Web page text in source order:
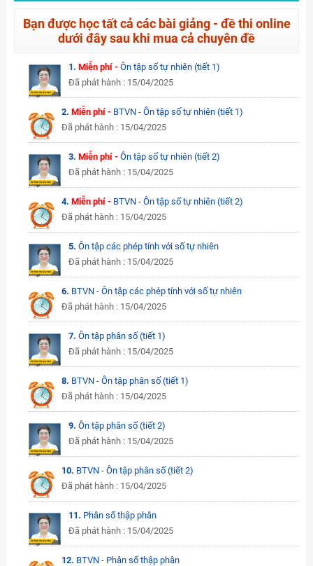
Bạn được học tất cả các bài giảng - đề thi online
dưới đây sau khi mua cả chuyên đề
1. Miễn phí - Ôn tập số tự nhiên (tiết 1)
Đã phát hành : 15/04/2025
2.Miễn phí - BTVN - Ôn tập số tự nhiên (tiết 1)
Đã phát hành : 15/04/2025
3. Miễn phí - Ôn tập số tự nhiên (tiết 2)
Đã phát hành : 15/04/2025
4.Miễn phí - BTVN - Ôn tập số tự nhiên (tiết 2)
Đã phát hành : 15/04/2025
5. Ôn tập các phép tính với số tự nhiên
Đã phát hành : 15/04/2025
6. BTVN - Ôn tập các phép tính với số tự nhiên
Đã phát hành : 15/04/2025
7. Ôn tập phân số (tiết 1)
Đã phát hành : 15/04/2025
8. BTVN - Ôn tập phân số (tiết 1)
Đã phát hành : 15/04/2025
9. Ôn tập phân số (tiết 2)
Đã phát hành : 15/04/2025
10. BTVN - Ôn tập phân số (tiết 2)
Đã phát hành : 15/04/2025
11. Phân số thập phân
Đã phát hành : 15/04/2025
12. BTVN - Phân số thập phân